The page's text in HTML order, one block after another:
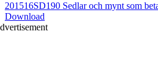
201516SD190 Sedlar och mynt som
Download